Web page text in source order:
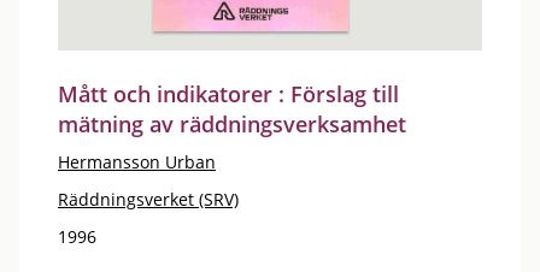
Mått och indikatorer : Förslag till
mätning av räddningsverksamhet
Hermansson Urban
Räddningsverket (SRV)
1996